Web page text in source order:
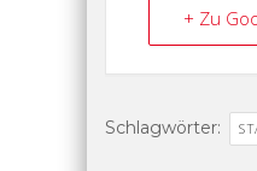
+ Zu
Schlagwörter: